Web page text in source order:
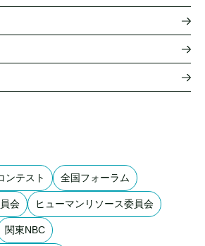
ンテスト 全国フォーラム
会 ヒューマンリソース委員会
関東NBC